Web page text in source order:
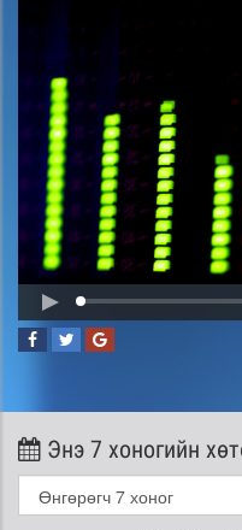
Энэ 7 хоногийн